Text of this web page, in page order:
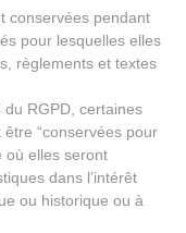
conservées pendant
pour lesquelles elles
règlements et textes
du RGPD, certaines
“conservées pour
où elles seront
dans l’intérêt
ou historique ou à